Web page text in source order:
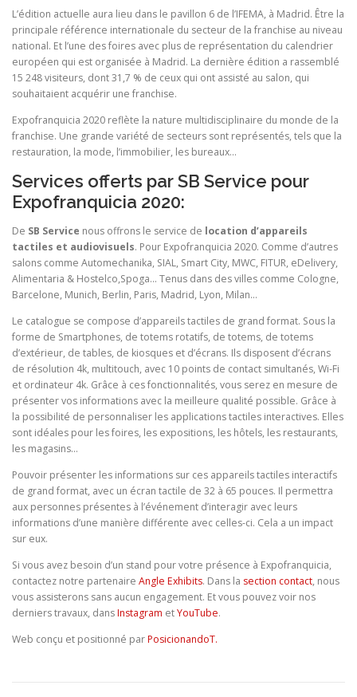
L’édition actuelle aura lieu dans le pavillon 6 de l’IFEMA, à Madrid. Être la
principale référence internationale du secteur de la franchise au niveau
national. Et l’une des foires avec plus de représentation du calendrier
européen qui est organisée à Madrid. La dernière édition a rassemblé
15 248 visiteurs, dont 31,7 % de ceux qui ont assisté au salon, qui
souhaitaient acquérir une franchise.
Expofranquicia 2020 reflète la nature multidisciplinaire du monde de la
franchise. Une grande variété de secteurs sont représentés, tels que la
restauration, la mode, l’immobilier, les bureaux…
Services offerts par SB Service pour
Expofranquicia 2020:
De SB Service nous offrons le service de location d’appareils
tactiles et audiovisuels. Pour Expofranquicia 2020. Comme d’autres
salons comme Automechanika, SIAL, Smart City, MWC, FITUR, eDelivery,
Alimentaria & Hostelco,Spoga… Tenus dans des villes comme Cologne,
Barcelone, Munich, Berlin, Paris, Madrid, Lyon, Milan…
Le catalogue se compose d’appareils tactiles de grand format. Sous la
forme de Smartphones, de totems rotatifs, de totems, de totems
d’extérieur, de tables, de kiosques et d’écrans. Ils disposent d’écrans
de résolution 4k, multitouch, avec 10 points de contact simultanés, Wi-Fi
et ordinateur 4k. Grâce à ces fonctionnalités, vous serez en mesure de
présenter vos informations avec la meilleure qualité possible. Grâce à
la possibilité de personnaliser les applications tactiles interactives. Elles
sont idéales pour les foires, les expositions, les hôtels, les restaurants,
les magasins…
Pouvoir présenter les informations sur ces appareils tactiles interactifs
de grand format, avec un écran tactile de 32 à 65 pouces. Il permettra
aux personnes présentes à l’événement d’interagir avec leurs
informations d’une manière différente avec celles-ci. Cela a un impact
sur eux.
Si vous avez besoin d’un stand pour votre présence à Expofranquicia,
contactez notre partenaire Angle Exhibits. Dans la section contact, nous
vous assisterons sans aucun engagement. Et vous pouvez voir nos
derniers travaux, dansInstagram etYouTube.
Web conçu et positionné parPosicionandoT.